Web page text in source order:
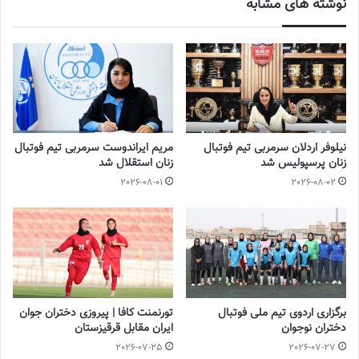
این قرعه مسیر دشواری را پیش روی شاگردان مرضیه جعفری قرار داده
است.
لزوم برنامه‌ریزی بهتر
با توجه به کیفیت بالای رقبا انتظار می‌رود فدراسیون فوتبال ایران برخلاف
روند پیش از مرحله مقدماتی برنامه‌ای جدی برای آماده‌سازی تیم در نظر
بگیرد. برگزاری بازی‌های تدارکاتی با حریفان قدرتمند و برپایی اردوهای
برون‌مرزی می‌تواند نقش مهمی در آماده‌سازی بازیکنان ایفا کند.
فیفادی‌های پیش‌رو
بر اساس تقویم فیفا دو پنجره مهم پیش از آغاز جام ملت‌ها وجود دارد:
نوشته های مشابه
نیلوفر اردلان سرمربی تیم فوتبال
زنان پرسپولیس شد
2026-08-02
مریم ایراندوست سرمربی تیم فوتبال
زنان استقلال شد
2026-08-01
برگزاری اردوی تیم ملی فوتبال
دختران نوجوان
2026-07-27
تورنمنت کافا | پیروزی دختران جوان
ایران مقابل قرقیزستان
2026-07-25